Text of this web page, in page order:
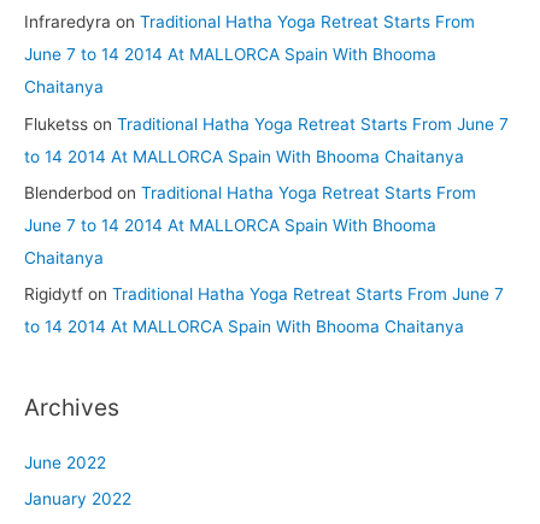
Infraredyra on Traditional Hatha Yoga Retreat Starts From
June 7 to 14 2014 At MALLORCA Spain With Bhooma
Chaitanya
Fluketss on Traditional Hatha Yoga Retreat Starts From June 7
to 14 2014 At MALLORCA Spain With Bhooma Chaitanya
Blenderbod on Traditional Hatha Yoga Retreat Starts From
June 7 to 14 2014 At MALLORCA Spain With Bhooma
Chaitanya
Rigidytf on Traditional Hatha Yoga Retreat Starts From June 7
to 14 2014 At MALLORCA Spain With Bhooma Chaitanya
Archives
June 2022
January 2022